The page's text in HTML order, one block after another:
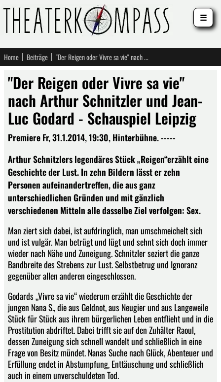
Home Beiträge "Der Reigen oder Vivre sa vie" nach Arthur Schnitzler und Jean-Luc Godard - Schauspiel Leipzig
"Der Reigen oder Vivre sa vie"
nach Arthur Schnitzler und Jean-
Luc Godard - Schauspiel Leipzig
Premiere Fr, 31.1.2014, 19:30, Hinterbühne. -----
Arthur Schnitzlers legendäres Stück „Reigen“erzählt eine
Geschichte der Lust. In zehn Bildern lässt er zehn
Personen aufeinandertreffen, die aus ganz
unterschiedlichen Gründen und mit gänzlich
verschiedenen Mitteln alle dasselbe Ziel verfolgen: Sex.
Man ziert sich dabei, ist aufdringlich, man umschmeichelt sich
und ist vulgär. Man betrügt und lügt und sehnt sich doch immer
wieder nach Nähe und Zuneigung. Schnitzler seziert die ganze
Bandbreite des Strebens zur Lust. Selbstbetrug und Ignoranz
gegenüber allen anderen eingeschlossen.
Godards „Vivre sa vie“ wiederum erzählt die Geschichte der
jungen Nana S., die aus Geldnot, aus Neugier und aus Langeweile
Stück für Stück aus ihrem bürgerlichen Leben entflieht und in die
Prostitution abdriftet. Dabei trifft sie auf den Zuhälter Raoul,
dessen Zuneigung sich schnell wandelt und schließlich in eine
Frage von Besitz mündet. Nanas Suche nach Glück, Abenteuer und
Erfüllung endet in Abstumpfung, Enttäuschung und schließlich
auch in einem unverschuldeten Tod.
☰